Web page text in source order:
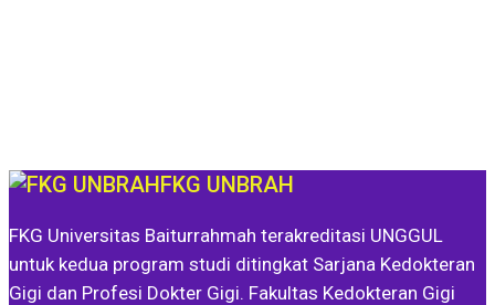
FKG UNBRAH
FKG Universitas Baiturrahmah terakreditasi UNGGUL
untuk kedua program studi ditingkat Sarjana Kedokteran
Gigi dan Profesi Dokter Gigi. Fakultas Kedokteran Gigi